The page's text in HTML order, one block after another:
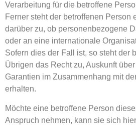
Verarbeitung für die betroffene
Ferner steht der betroffenen Person
darüber zu, ob personenbezogene
oder an eine internationale
Sofern dies der Fall ist, so steht der
Übrigen das Recht zu, Auskunft
Garantien im Zusammenhang mit
erhalten.
Möchte eine betroffene Person
Anspruch nehmen, kann sie sich